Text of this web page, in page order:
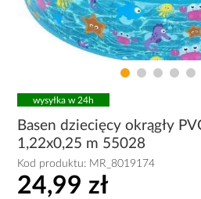
wysyłka w 24h
Basen dziecięcy okrągły
1,22x0,25 m 55028
Kod produktu: MR_8019174
24,99 zł